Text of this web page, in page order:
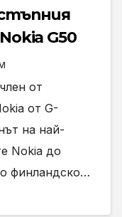
G50
от
от G-
на най-
Nokia до
финландско…